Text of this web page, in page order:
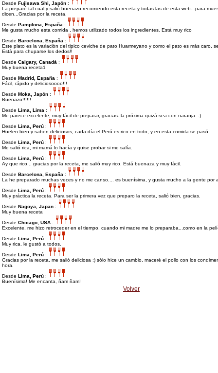
Desde Fujisawa Shi, Japón :
La preparé tal cual y salió buenazo,recomiendo esta receta y todas las de esta web...para
dicen...Gracias por la receta.
Desde Pamplona, España :
Me gusta mucho esta comida , hemos utilizado todos los ingredientes. Está muy rico
Desde Barcelona, España :
Este plato es la variación del tipico ceviche de pato Huarmeyano y como el pato es más caro,
Está para chuparse los dedos!!
Desde Calgary, Canadá :
Muy buena receta1
Desde Madrid, España :
Fácil, rápido y deliciosoooo!!!
Desde Moka, Japón :
Buenazo!!!!!!
Desde Lima, Lima :
Me parece excelente, muy fácil de preparar, gracias. la próxima quizá sea con naranja. :)
Desde Lima, Perú :
Huelen bien y saben deliciosos, cada día el Perú es rico en todo, y en esta comida se pasó.
Desde Lima, Perú :
Me salió rica, mi mamá lo hacía y quise probar si me salía.
Desde Lima, Perú :
Ay que rico... gracias por la receta, me salió muy rico. Está buenaza y muy fácil.
Desde Barcelona, España :
La he preparado muchas veces y no me canso.... es buenísima, y gusta mucho a la gente por
Desde Lima, Perú :
Muy práctica la receta. Para ser la primera vez que preparo la receta, salió bien, gracias.
Desde Nagoya, Japan :
Muy buena receta
Desde Chicago, USA :
Excelente, me hizo retroceder en el tiempo, cuando mi madre me lo preparaba...como en la
Desde Lima, Perú :
Muy rica, le gustó a todos.
Desde Lima, Perú :
Gracias por la receta, me salió deliciosa :) sólo hice un cambio, maceré el pollo con los
hora.
Desde Lima, Perú :
Buenísima! Me encanta, ñam ñam!
Volver